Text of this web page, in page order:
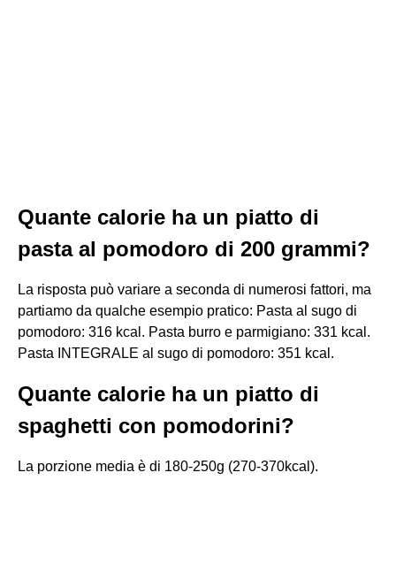
Quante calorie ha un piatto di
pasta al pomodoro di 200 grammi?
La risposta può variare a seconda di numerosi fattori, ma
partiamo da qualche esempio pratico: Pasta al sugo di
pomodoro: 316 kcal. Pasta burro e parmigiano: 331 kcal.
Pasta INTEGRALE al sugo di pomodoro: 351 kcal.
Quante calorie ha un piatto di
spaghetti con pomodorini?
La porzione media è di 180-250g (270-370kcal).